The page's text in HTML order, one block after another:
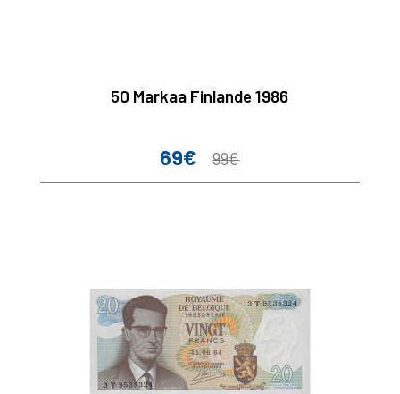
50 Markaa Finlande 1986
Prix
69€
Prix
99€